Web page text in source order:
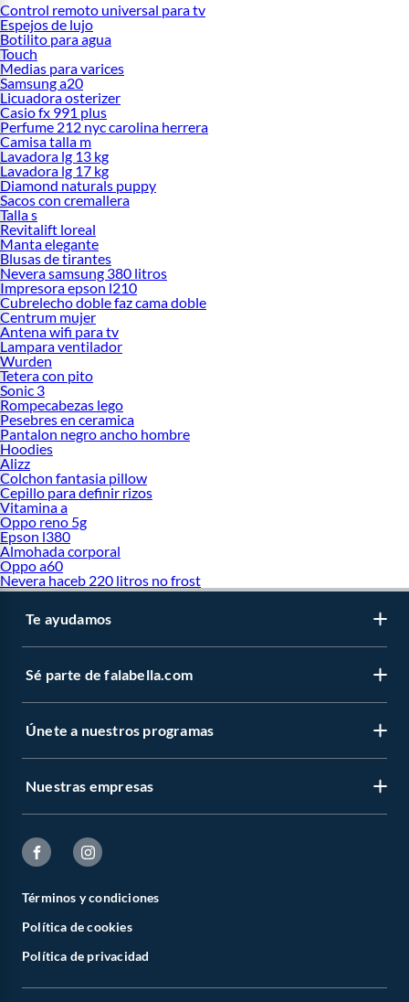
Control remoto universal para tv
Espejos de lujo
Botilito para agua
Touch
Medias para varices
Samsung a20
Licuadora osterizer
Casio fx 991 plus
Perfume 212 nyc carolina herrera
Camisa talla m
Lavadora lg 13 kg
Lavadora lg 17 kg
Diamond naturals puppy
Sacos con cremallera
Talla s
Revitalift loreal
Manta elegante
Blusas de tirantes
Nevera samsung 380 litros
Impresora epson l210
Cubrelecho doble faz cama doble
Centrum mujer
Antena wifi para tv
Lampara ventilador
Wurden
Tetera con pito
Sonic 3
Rompecabezas lego
Pesebres en ceramica
Pantalon negro ancho hombre
Hoodies
Alizz
Colchon fantasia pillow
Cepillo para definir rizos
Vitamina a
Oppo reno 5g
Epson l380
Almohada corporal
Oppo a60
Nevera haceb 220 litros no frost
Te ayudamos
Sé parte de falabella.com
Únete a nuestros programas
Nuestras empresas
Términos y condiciones
Política de cookies
Política de privacidad